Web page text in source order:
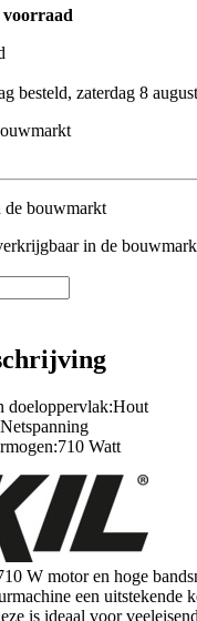
besteld, zaterdag 8
bouwmarkt
in de
doeloppervlak:Hout
Watt
W motor en hoge
een uitstekende
is ideaal voor